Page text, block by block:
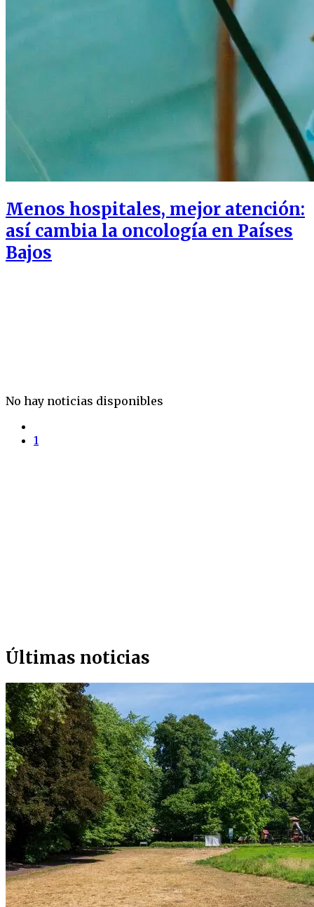
Menos hospitales, mejor atención:
así cambia la oncología en Países
Bajos
No hay noticias disponibles
1
Últimas noticias